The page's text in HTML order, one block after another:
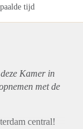
tijd
Kamer in
met de
central!